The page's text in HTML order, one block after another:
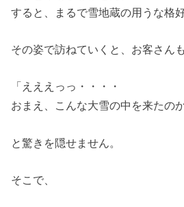
すると、まるで雪地蔵の用うな格
その姿で訪ねていくと、お客さんも
「えええっっ・・・・
おまえ、こんな大雪の中を来たのか
と驚きを隠せません。
そこで、